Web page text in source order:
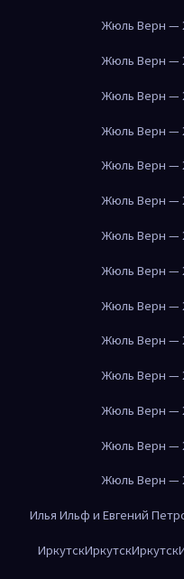
Жюль Верн —
Жюль Верн —
Жюль Верн —
Жюль Верн —
Жюль Верн —
Жюль Верн —
Жюль Верн —
Жюль Верн —
Жюль Верн —
Жюль Верн —
Жюль Верн —
Жюль Верн —
Жюль Верн —
Жюль Верн —
Илья Ильф и Евгений
ИркутскИркутскИркутск